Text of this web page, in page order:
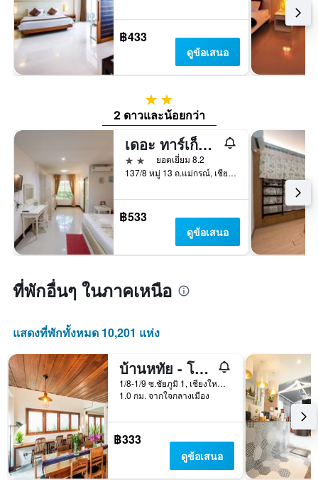
฿433
ดูข้อเสนอ
2 ดาว
2 ดาวและน้อยกว่า
เดอะ ทาร์เก็ต เรสซิเดนซ์ แอนด์ รีสอร์ต
2 ดาว
ยอดเยี่ยม 8.2
137/8 หมู่ 13 ถ.แม่กรณ์, เชียงราย, ประเทศไทย
฿533
ดูข้อเสนอ
ที่พักอื่นๆ ในภาคเหนือ
แสดงที่พักทั้งหมด 10,201 แห่ง
บ้านหทัย - โฮสเทล
1/8-1/9 ซ.ชัยภูมิ 1, เชียงใหม่, ประเทศไทย
1.0 กม. จากใจกลางเมือง
฿333
ดูข้อเสนอ